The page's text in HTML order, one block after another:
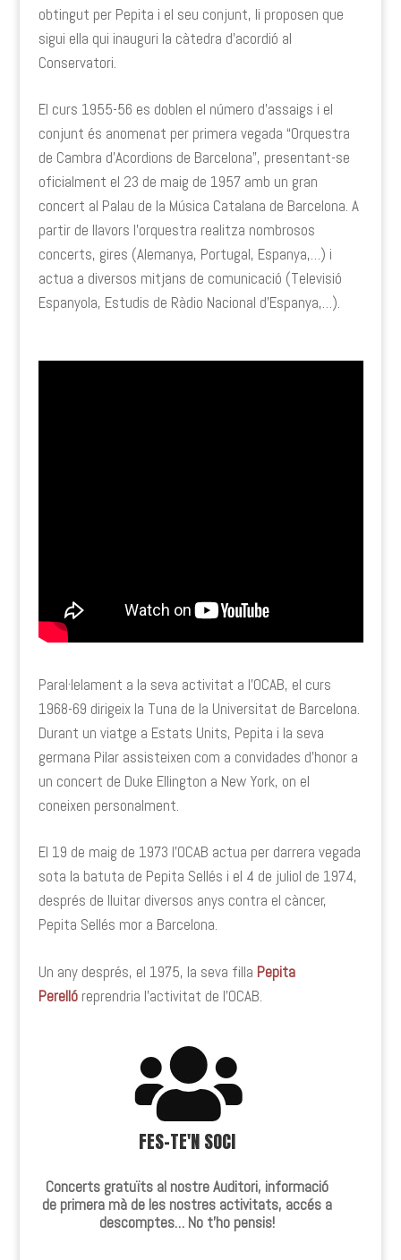
obtingut per Pepita i el seu conjunt, li proposen que
sigui ella qui inauguri la càtedra d’acordió al
Conservatori.
El curs 1955-56 es doblen el número d’assaigs i el
conjunt és anomenat per primera vegada “Orquestra
de Cambra d’Acordions de Barcelona”, presentant-se
oficialment el 23 de maig de 1957 amb un gran
concert al Palau de la Música Catalana de Barcelona. A
partir de llavors l’orquestra realitza nombrosos
concerts, gires (Alemanya, Portugal, Espanya,…) i
actua a diversos mitjans de comunicació (Televisió
Espanyola, Estudis de Ràdio Nacional d’Espanya,…).
Paral·lelament a la seva activitat a l’OCAB, el curs
1968-69 dirigeix la Tuna de la Universitat de Barcelona.
Durant un viatge a Estats Units, Pepita i la seva
germana Pilar assisteixen com a convidades d’honor a
un concert de Duke Ellington a New York, on el
coneixen personalment.
El 19 de maig de 1973 l’OCAB actua per darrera vegada
sota la batuta de Pepita Sellés i el 4 de juliol de 1974,
després de lluitar diversos anys contra el càncer,
Pepita Sellés mor a Barcelona.
Un any després, el 1975, la seva filla Pepita
Perellóreprendria l’activitat de l’OCAB.
FES-TE'N SOCI
Concerts gratuïts al nostre Auditori, informació
de primera mà de les nostres activitats, accés a
descomptes… No t’ho pensis!